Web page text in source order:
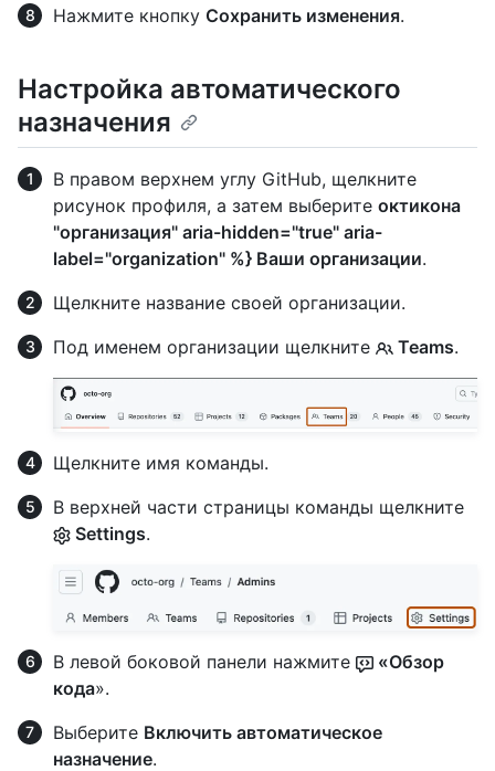
Нажмите кнопку Сохранить изменения.
Настройка автоматического
назначения
В правом верхнем углу GitHub, щелкните
рисунок профиля, а затем выберите октикона
"организация" aria-hidden="true" aria-
label="organization" %} Ваши организации.
Щелкните название своей организации.
Под именем организации щелкните
Teams.
Щелкните имя команды.
В верхней части страницы команды щелкните
Settings.
В левой боковой панели нажмите
«Обзор
кода».
Выберите Включить автоматическое
назначение.